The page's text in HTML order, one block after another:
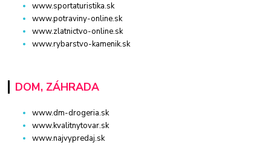
www.sportaturistika.sk
www.potraviny-online.sk
www.zlatnictvo-online.sk
www.rybarstvo-kamenik.sk
DOM, ZÁHRADA
www.dm-drogeria.sk
www.kvalitnytovar.sk
www.najvypredaj.sk